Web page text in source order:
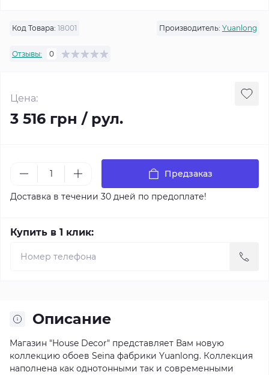
Код Товара: 18001 Производитель: Yuanlong
Отзывы: 0
Цена:
3 516 грн / рул.
Предзаказ
Доставка в течении 30 дней по предоплате!
Купить в 1 клик:
Описание
Магазин "House Decor" представляет Вам новую
коллекцию обоев Seina фабрики Yuanlong. Коллекция
наполнена как однотонными так и современными